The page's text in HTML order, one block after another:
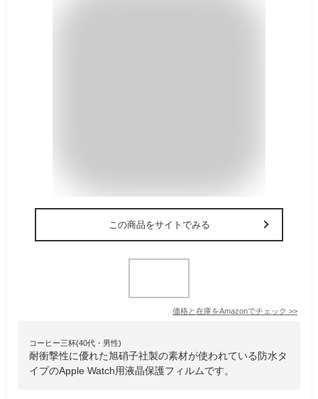
この商品をサイトでみる
価格と在庫をAmazonでチェック >>
コーヒー三杯(40代・男性)
耐衝撃性に優れた旭硝子社製の素材が使われている防水タ
イプのApple Watch用液晶保護フィルムです。